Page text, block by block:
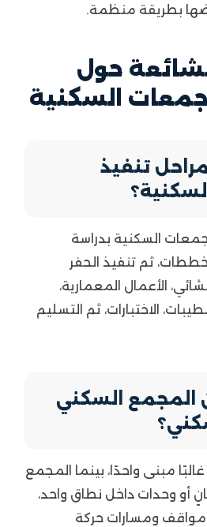
بطريقة منظمة.
حول
السكنية
تنفيذ
السكنية بدراسة
ثم تنفيذ الحفر
الأعمال المعمارية،
الاختبارات، ثم التسليم
المجمع السكني
مبنى واحدًا، بينما المجمع
أو وحدات داخل نطاق واحد،
ومسارات حركة